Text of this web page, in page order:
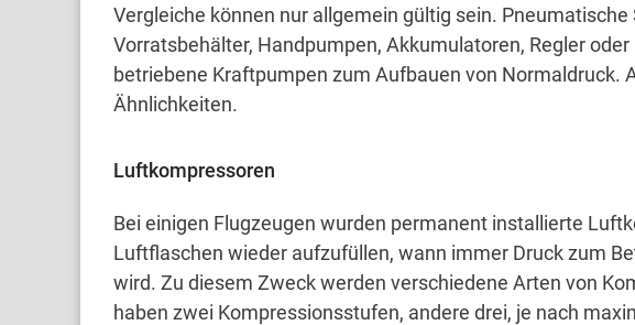
Vergleiche können nur allgemein gültig sein. Pneumatische
Vorratsbehälter, Handpumpen, Akkumulatoren, Regler
betriebene Kraftpumpen zum Aufbauen von Normaldruck.
Ähnlichkeiten.
Luftkompressoren
Bei einigen Flugzeugen wurden permanent installierte
Luftflaschen wieder aufzufüllen, wann immer Druck zum
wird. Zu diesem Zweck werden verschiedene Arten von
haben zwei Kompressionsstufen, andere drei, je nach